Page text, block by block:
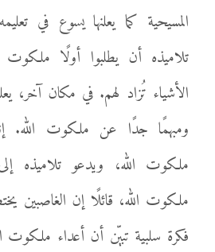
المسيحية كما يعلنها يسوع في
تلاميذه أن يطلبوا أولًا
الأشياء تُزاد لهم. في مكان آخر،
ومبهمًا جدًا عن ملكوت الله.
ملكوت الله، ويدعو تلاميذه
ملكوت الله، قائلًا إن الغاصبين
فكرة سلبية تبيّن أن أعداء ملكوت